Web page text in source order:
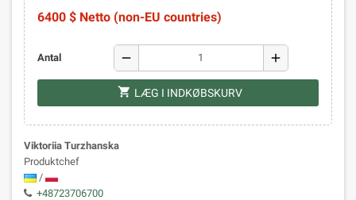
6400 $ Netto (non-EU countries)
Antal remove add
shopping_cart LÆG I INDKØBSKURV
Viktoriia Turzhanska
Produktchef
/
+48723706700